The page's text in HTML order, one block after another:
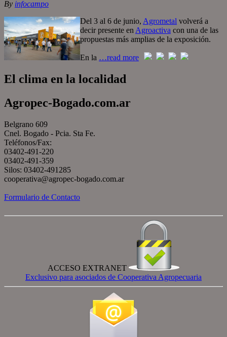
By infocampo
Del 3 al 6 de junio, Agrometal volverá a
decir presente en Agroactiva con una de las
propuestas más amplias de la exposición.
En la …read more
El clima en la localidad
Agropec-Bogado.com.ar
Belgrano 609
Cnel. Bogado - Pcia. Sta Fe.
Teléfonos/Fax:
03402-491-220
03402-491-359
Silos: 03402-491285
cooperativa@agropec-bogado.com.ar
Formulario de Contacto
ACCESO EXTRANET
Exclusivo para asociados de Cooperativa Agropecuaria